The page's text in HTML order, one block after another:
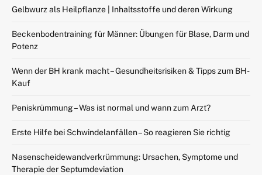
Gelbwurz als Heilpflanze | Inhaltsstoffe und deren Wirkung
Beckenbodentraining für Männer: Übungen für Blase, Darm und
Potenz
Wenn der BH krank macht – Gesundheitsrisiken & Tipps zum BH-
Kauf
Peniskrümmung – Was ist normal und wann zum Arzt?
Erste Hilfe bei Schwindelanfällen – So reagieren Sie richtig
Nasenscheidewandverkrümmung: Ursachen, Symptome und
Therapie der Septumdeviation